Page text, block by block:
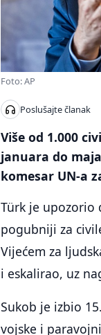
Foto: AP
Poslušajte članak
Više od 1.000
januara do
komesar UN-a
Türk je upozorio
pogubniji za
Vijećem za
i eskalirao, uz
Sukob je izbio
vojske i